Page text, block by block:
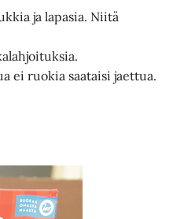
ja lapasia. Niitä
ei ruokia saataisi jaettua.